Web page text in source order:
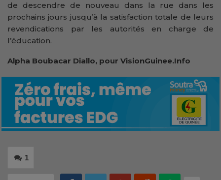
de descendre de nouveau dans la rue dans les
prochains jours jusqu’à la satisfaction totale de leurs
revendications par les autorités en charge de
l’éducation.
Alpha Boubacar Diallo, pour VisionGuinee.Info
1